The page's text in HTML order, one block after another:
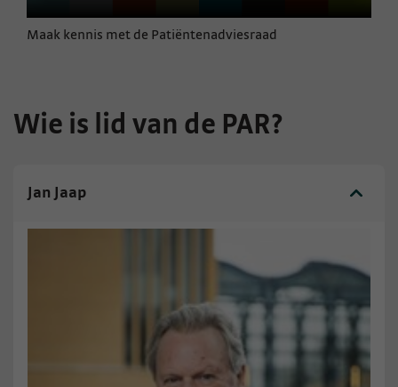
Maak kennis met de Patiëntenadviesraad
Wie is lid van de PAR?
Jan Jaap